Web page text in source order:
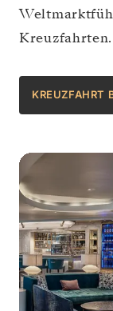
Kreuzfahrten.
KREUZFAHRT